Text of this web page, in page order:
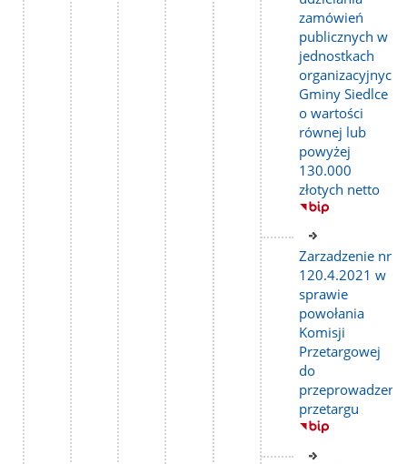
zamówień
publicznych w
jednostkach
organizacyjnych
Gminy Siedlce
o wartości
równej lub
powyżej
130.000
złotych netto
do
strony
Zarzadzenie nr
120.4.2021 w
sprawie
powołania
Komisji
Przetargowej
do
przeprowadzenia
przetargu